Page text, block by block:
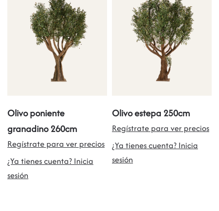
Olivo poniente
granadino 260cm
Regístrate para ver precios
¿Ya tienes cuenta? Inicia
sesión
Olivo estepa 250cm
Regístrate para ver precios
¿Ya tienes cuenta? Inicia
sesión